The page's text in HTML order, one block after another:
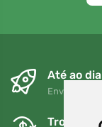
Até ao
Envio
Trocas e